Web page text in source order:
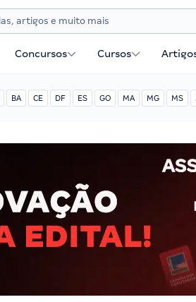
Concursos Cursos
BA CE DF ES GO MA MG MS